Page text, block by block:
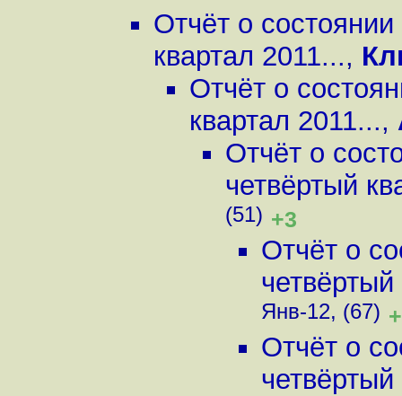
Отчёт о
квартал 2011...,
Отчёт о
квартал 2011...,
Отчёт о
четвёртый
(51) +3
Отчёт о
Янв-12, (67)
Отчёт о